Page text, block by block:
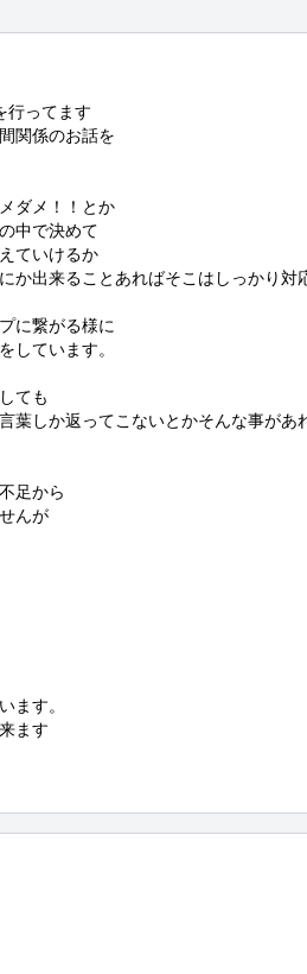
行ってます
関係のお話を
ダメ！！とか
中で決めて
ていけるか
か出来ることあればそこはしっかり対
に繋がる様に
しています。
ても
葉しか返ってこないとかそんな事があ
足から
んが
ます。
ます